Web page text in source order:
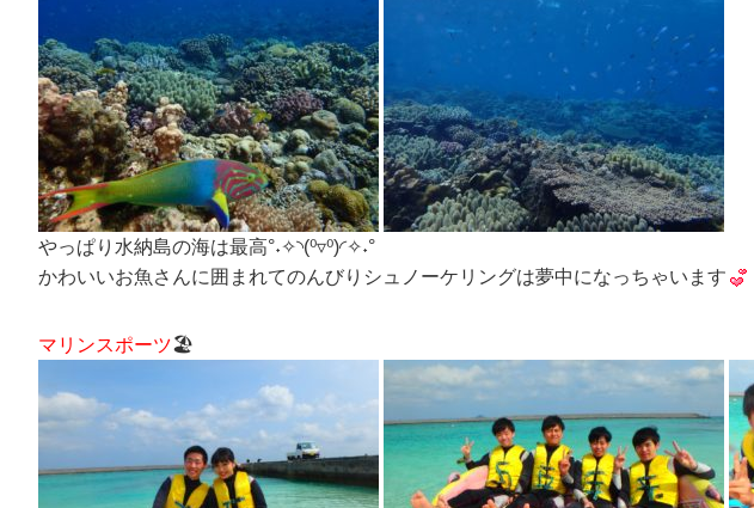
やっぱり水納島の海は最高°˖✧◝(⁰▿⁰)◜✧˖°
かわいいお魚さんに囲まれてのんびりシュノーケリングは夢中になっちゃいます
マリンスポーツ🏖